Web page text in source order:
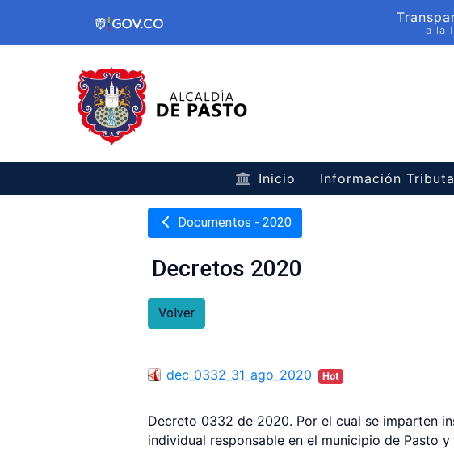
a la
Inicio Información
Documentos - 2020
Decretos 2020
Volver
dec_0332_31_ago_2020 Hot
Decreto 0332 de 2020. Por el cual se imparten
individual responsable en el municipio de Pasto